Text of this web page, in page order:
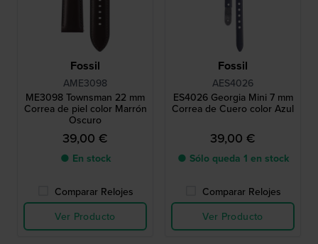
Fossil
AME3098
ME3098 Townsman 22 mm
Correa de piel color Marrón
Oscuro
39,00 €
● En stock
Comparar Relojes
Ver Producto
Fossil
AES4026
ES4026 Georgia Mini 7 mm
Correa de Cuero color Azul
39,00 €
● Sólo queda 1 en stock
Comparar Relojes
Ver Producto